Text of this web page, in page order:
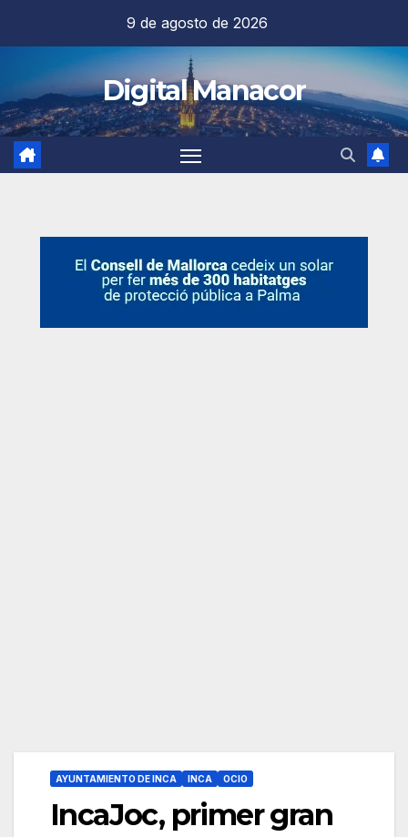
contenido
9 de agosto de 2026
Digital Manacor
AYUNTAMIENTO DE INCA INCA OCIO
IncaJoc, primer gran